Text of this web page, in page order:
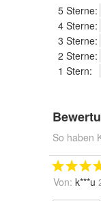
5 Sterne:
4 Sterne:
3 Sterne:
2 Sterne:
1 Stern:
So haben
Von: k***u